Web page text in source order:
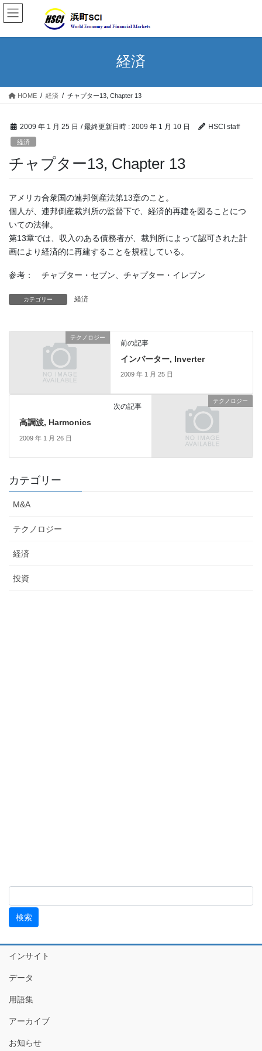
経済
HOME 経済 チャプター13, Chapter 13
2009 年 1 月 25 日 / 最終更新日時 : 2009 年 1 月 10 日 HSCI staff
経済
チャプター13, Chapter 13
アメリカ合衆国の連邦倒産法第13章のこと。
個人が、連邦倒産裁判所の監督下で、経済的再建を図ることにつ
いての法律。
第13章では、収入のある債務者が、裁判所によって認可された計
画により経済的に再建することを規程している。
参考： チャプター・セブン、チャプター・イレブン
カテゴリー 経済
テクノロジー
前の記事
インバーター, Inverter
2009 年 1 月 25 日
テクノロジー
次の記事
高調波, Harmonics
2009 年 1 月 26 日
カテゴリー
M&A
テクノロジー
経済
投資
インサイト
データ
用語集
アーカイブ
お知らせ